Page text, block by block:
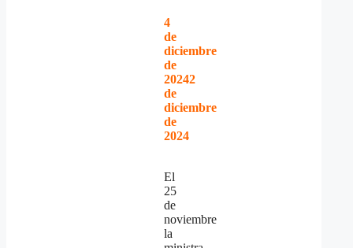
4
de
diciembre
de
20242
de
diciembre
de
2024
El
25
de
noviembre
la